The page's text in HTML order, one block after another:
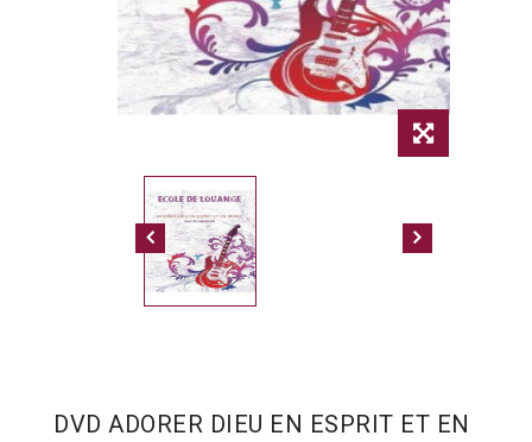
DVD ADORER DIEU EN ESPRIT ET EN